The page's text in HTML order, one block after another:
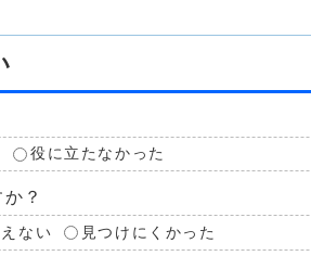
役に立たなかった
？
ない 見つけにくかった